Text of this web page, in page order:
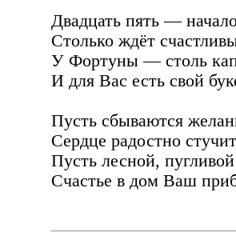
Двадцать пять —
Столько ждёт
У Фортуны — столь
И для Вас есть свой
Пусть сбываются
Сердце радостно
Пусть лесной,
Счастье в дом Ваш